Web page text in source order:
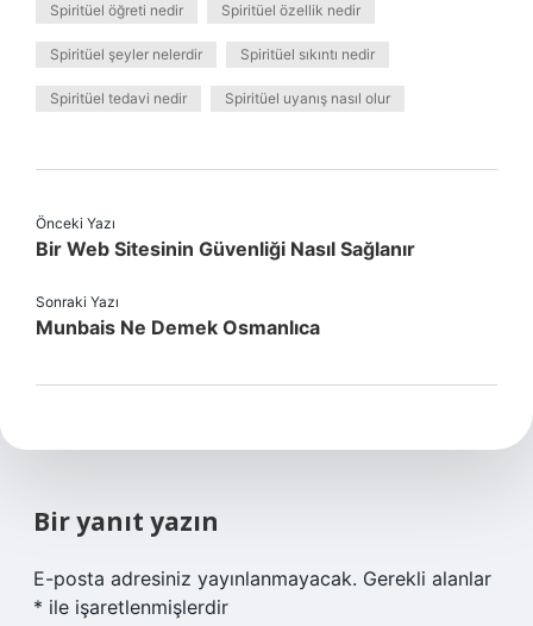
Spiritüel öğreti nedir Spiritüel özellik nedir
Spiritüel şeyler nelerdir Spiritüel sıkıntı nedir
Spiritüel tedavi nedir Spiritüel uyanış nasıl olur
Önceki Yazı
Bir Web Sitesinin Güvenliği Nasıl Sağlanır
Sonraki Yazı
Munbais Ne Demek Osmanlıca
Bir yanıt yazın
E-posta adresiniz yayınlanmayacak. Gerekli alanlar
* ile işaretlenmişlerdir